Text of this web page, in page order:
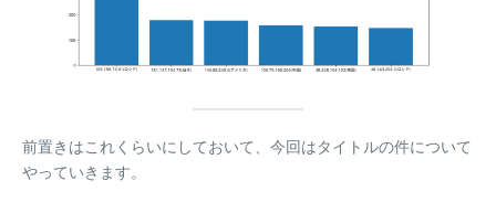
前置きはこれくらいにしておいて、今回はタイトルの件について
やっていきます。